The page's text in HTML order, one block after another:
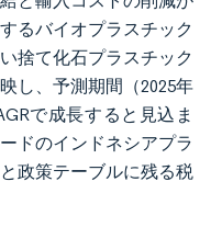
るバイオプラスチック
捨て化石プラスチック
し、予測期間（2025年
で成長すると見込ま
ドのインドネシアプラ
政策テーブルに残る税